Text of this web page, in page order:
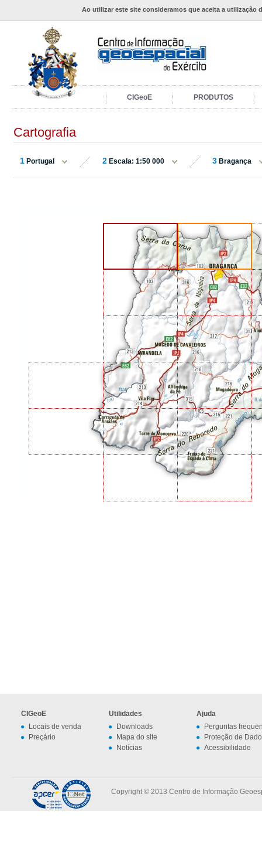
Ao utilizar este site consideramos que aceita a utilização
CIGeoE PRODUTOS
Cartografia
1 Portugal 2 Escala: 1:50 000 3 Bragança
CIGeoE
Locais de venda
Preçário
Utilidades
Downloads
Mapa do site
Notícias
Ajuda
Perguntas
Proteção de
Acessibilidade
Copyright © 2013 Centro de Informação